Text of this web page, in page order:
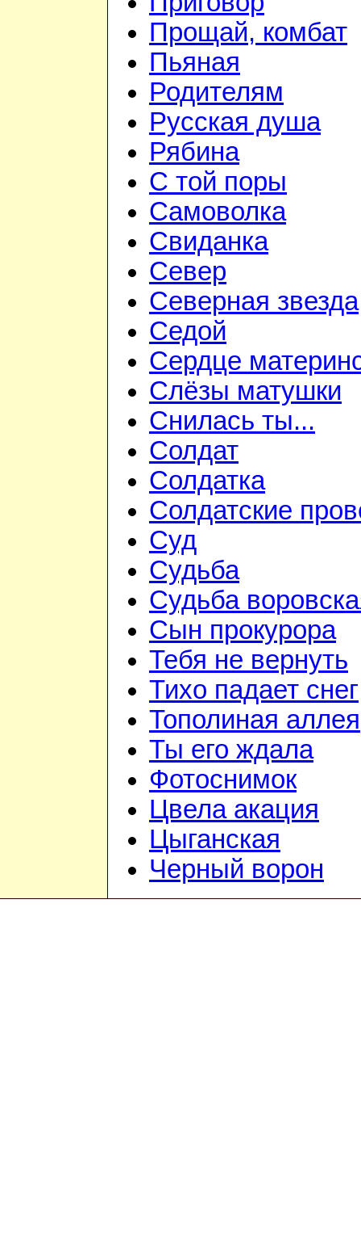
Прощай, комбат
Пьяная
Родителям
Русская душа
Рябина
С той поры
Самоволка
Свиданка
Север
Северная звезда
Седой
Сердце
Слёзы матушки
Снилась ты...
Солдат
Солдатка
Солдатские
Суд
Судьба
Судьба
Сын прокурора
Тебя не вернуть
Тихо падает снег
Тополиная аллея
Ты его ждала
Фотоснимок
Цвела акация
Цыганская
Черный ворон